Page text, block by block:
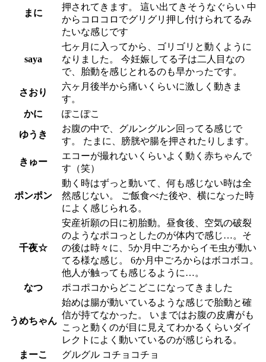
まに
押されてきます。 這い出てきそうなぐらい 中
からコロコロでグリグリ押し付けられてるみ
たいな感じです
saya
七ヶ月に入ってから、ゴリゴリと動くように
なりました。 今妊娠してる子は二人目なの
で、胎動を感じとれるのも早かったです。
さおり
六ヶ月後半から痛いくらいに激しく動きま
す。
かに
ぽこぽこ
ゆうき
お腹の中で、グルングルン回ってる感じで
す。 たまに、膀胱や腸を押されたりします。
きゅー
エコーが撮れないくらいよく動く赤ちゃんで
す（笑）
ポンポン
動く時はずっと動いて、何も感じない時は全
然感じない。 ご飯食べた後や、横になった時
によく感じられる。
千夜☆
安産祈願の日に初胎動。昼食後、空気の破裂
のようなポコっとしたのが体内で感じ…。そ
の後は時々に、5か月中ごろからイモ虫が動い
てる様な感じ。 6か月中ごろからはボコボコ。
他人が触っても感じるように…。
なつ
ポコポコからどこどこになってきました
うめちゃん
始めは腸が動いているような感じで胎動と確
信が持てなかった。 いまではお腹の皮膚がも
こっと動くのが目に見えてわかるくらいダイ
レクトによく動いているのが感じられる。
まーこ
グルグル コチョコチョ